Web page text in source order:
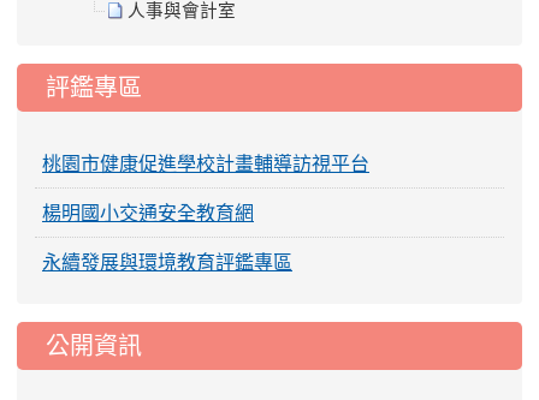
人事與會計室
評鑑專區
桃園市健康促進學校計畫輔導訪視平台
楊明國小交通安全教育網
永續發展與環境教育評鑑專區
公開資訊